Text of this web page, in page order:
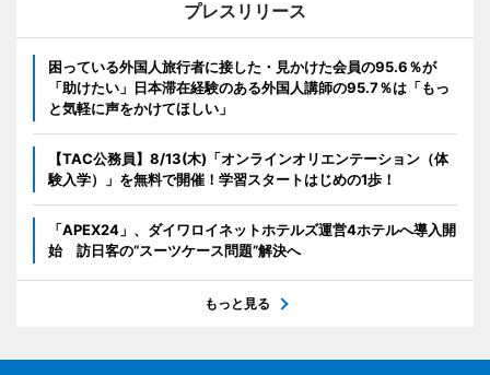
プレスリリース
困っている外国人旅行者に接した・見かけた会員の95.6％が
「助けたい」日本滞在経験のある外国人講師の95.7％は「もっ
と気軽に声をかけてほしい」
【TAC公務員】8/13(木)「オンラインオリエンテーション（体
験入学）」を無料で開催！学習スタートはじめの1歩！
「APEX24」、ダイワロイネットホテルズ運営4ホテルへ導入開
始 訪日客の“スーツケース問題”解決へ
もっと見る